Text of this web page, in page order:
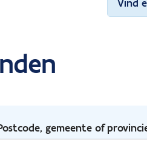
Vind
gemeente of